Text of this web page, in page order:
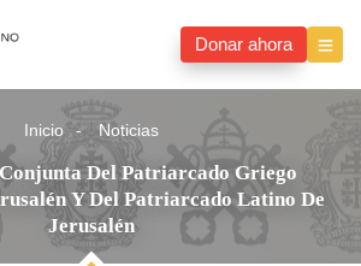
Donar ahora
Inicio Noticias
Del Patriarcado Griego
Y Del Patriarcado Latino De
Jerusalén